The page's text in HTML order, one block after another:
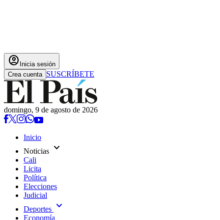
account_circle Inicia sesión
Crea cuenta SUSCRÍBETE
domingo, 9 de agosto de 2026
Inicio
Noticias expand_more
Cali
Licita
Política
Elecciones
Judicial
Deportes expand_more
Economía